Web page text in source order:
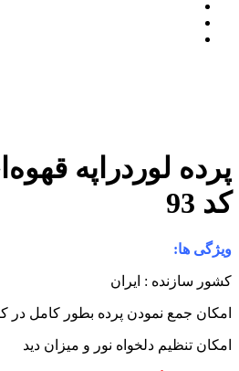
لوردراپه
93
ها:
سازنده : ایران
جمع نمودن پرده بطور کامل در
تنظیم دلخواه نور و میزان دید